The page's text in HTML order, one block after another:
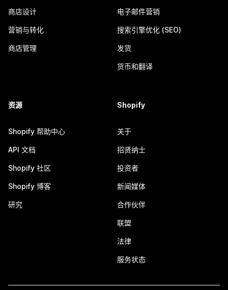
商店设计
营销与转化
商店管理
电子邮件营销
搜索引擎优化 (SEO)
发货
货币和翻译
资源
Shopify 帮助中心
API 文档
Shopify 社区
Shopify 博客
研究
Shopify
关于
招贤纳士
投资者
新闻媒体
合作伙伴
联盟
法律
服务状态